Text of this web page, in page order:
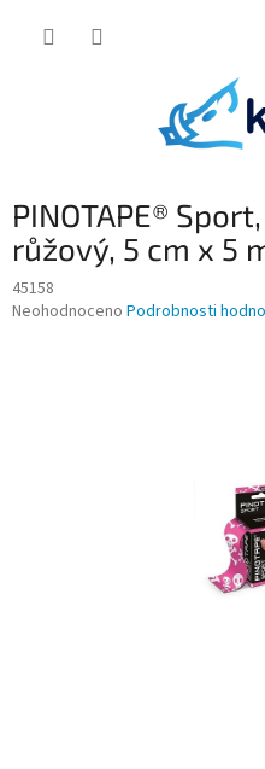
PINOTAPE®
růžový, 5 cm x 5
45158
Průměrné
Neohodnoceno Podrobnosti